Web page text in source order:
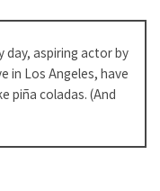
day, aspiring actor by
in Los Angeles, have
piña coladas. (And